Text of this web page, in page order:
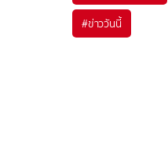
#ข่าววันนี้